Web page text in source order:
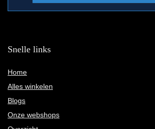
Snelle links
Home
Alles winkelen
Blogs
Onze webshops